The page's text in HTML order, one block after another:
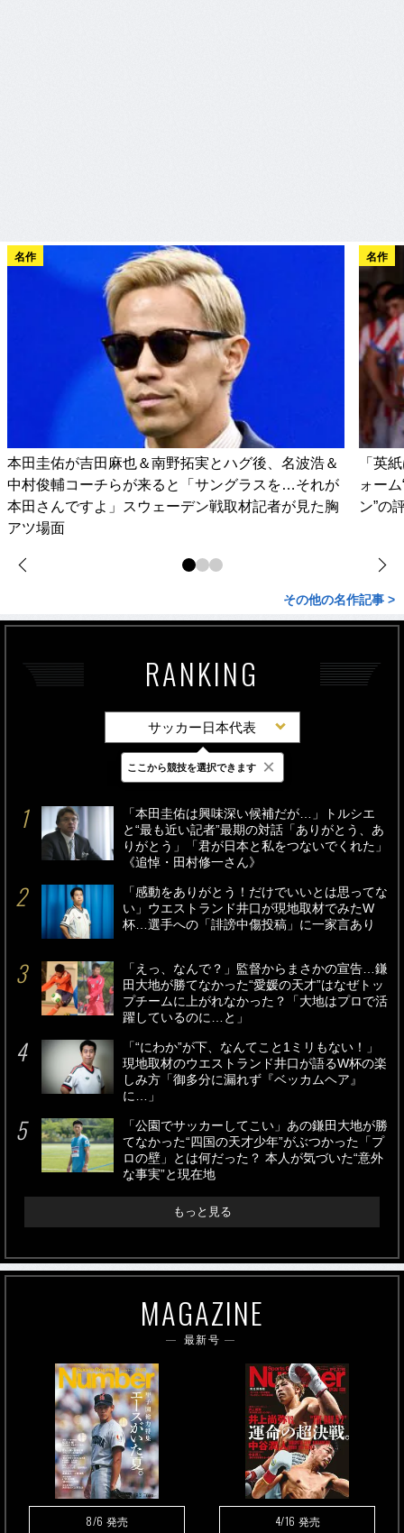
名作
本田圭佑が吉田麻也＆南野拓実とハグ後、名波浩＆
中村俊輔コーチらが来ると「サングラスを…それが
本田さんですよ」スウェーデン戦取材記者が見た胸
アツ場面
名作
「英
ォー
ン”の
その他の名作記事 >
RANKING
サッカー日本代表
最新 24時間 週間
「本田圭佑は興味深い候補だが…」トルシエ
と“最も近い記者”最期の対話「ありがとう、あ
りがとう」「君が日本と私をつないでくれた」
《追悼・田村修一さん》
「感動をありがとう！だけでいいとは思ってな
い」ウエストランド井口が現地取材でみたW
杯…選手への「誹謗中傷投稿」に一家言あり
「えっ、なんで？」監督からまさかの宣告…鎌
田大地が勝てなかった“愛媛の天才”はなぜトッ
プチームに上がれなかった？「大地はプロで活
躍しているのに…と」
「“にわか”が下、なんてこと1ミリもない！」
現地取材のウエストランド井口が語るW杯の楽
しみ方「御多分に漏れず『ベッカムヘア』
に…」
「公園でサッカーしてこい」あの鎌田大地が勝
てなかった“四国の天才少年”がぶつかった「プ
ロの壁」とは何だった？ 本人が気づいた“意外
な事実”と現在地
もっと見る
MAGAZINE
最新号
8/6 発売 4/16 発売
ここから競技を選択できます ×